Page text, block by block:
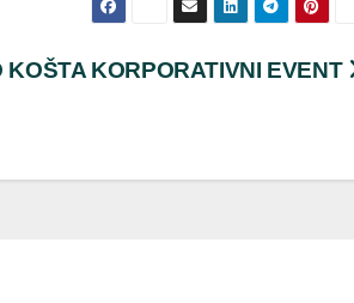
KOŠTA KORPORATIVNI EVENT